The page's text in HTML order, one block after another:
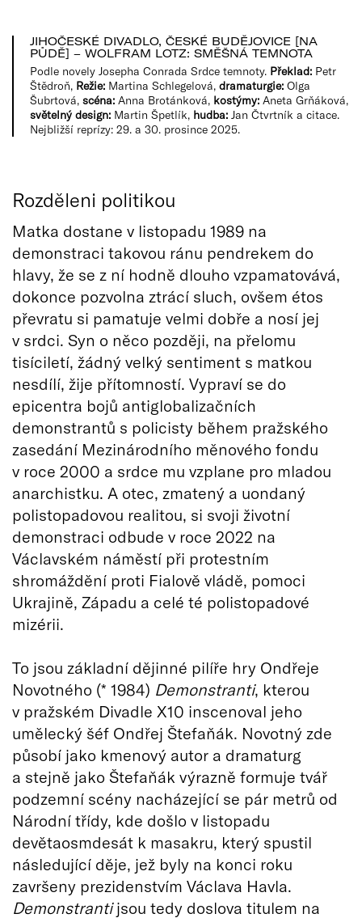
JIHOČESKÉ DIVADLO, ČESKÉ BUDĚJOVICE [NA
PŮDĚ] – WOLFRAM LOTZ: SMĚŠNÁ TEMNOTA
Podle novely Josepha Conrada Srdce temnoty. Překlad: Petr
Štědroň, Režie: Martina Schlegelová, dramaturgie: Olga
Šubrtová, scéna: Anna Brotánková, kostýmy: Aneta Grňáková,
světelný design: Martin Špetlík, hudba: Jan Čtvrtník a citace.
Nejbližší reprízy: 29. a 30. prosince 2025.
Rozděleni politikou
Matka dostane v listopadu 1989 na
demonstraci takovou ránu pendrekem do
hlavy, že se z ní hodně dlouho vzpamatovává,
dokonce pozvolna ztrácí sluch, ovšem étos
převratu si pamatuje velmi dobře a nosí jej
v srdci. Syn o něco později, na přelomu
tisíciletí, žádný velký sentiment s matkou
nesdílí, žije přítomností. Vypraví se do
epicentra bojů antiglobalizačních
demonstrantů s policisty během pražského
zasedání Mezinárodního měnového fondu
v roce 2000 a srdce mu vzplane pro mladou
anarchistku. A otec, zmatený a uondaný
polistopadovou realitou, si svoji životní
demonstraci odbude v roce 2022 na
Václavském náměstí při protestním
shromáždění proti Fialově vládě, pomoci
Ukrajině, Západu a celé té polistopadové
mizérii.
To jsou základní dějinné pilíře hry Ondřeje
Novotného (* 1984) Demonstranti, kterou
v pražském Divadle X10 inscenoval jeho
umělecký šéf Ondřej Štefaňák. Novotný zde
působí jako kmenový autor a dramaturg
a stejně jako Štefaňák výrazně formuje tvář
podzemní scény nacházející se pár metrů od
Národní třídy, kde došlo v listopadu
devětaosmdesát k masakru, který spustil
následující děje, jež byly na konci roku
završeny prezidenstvím Václava Havla.
Demonstrantijsou tedy doslova titulem na